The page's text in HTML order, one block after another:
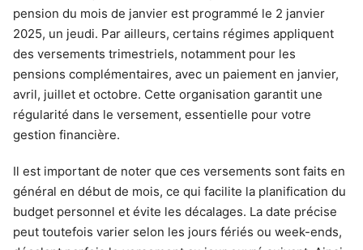
pension du mois de janvier est programmé le 2 janvier
2025, un jeudi. Par ailleurs, certains régimes appliquent
des versements trimestriels, notamment pour les
pensions complémentaires, avec un paiement en janvier,
avril, juillet et octobre. Cette organisation garantit une
régularité dans le versement, essentielle pour votre
gestion financière.
Il est important de noter que ces versements sont faits en
général en début de mois, ce qui facilite la planification du
budget personnel et évite les décalages. La date précise
peut toutefois varier selon les jours fériés ou week-ends,